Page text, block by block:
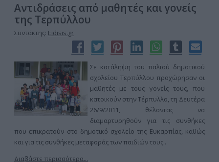
Αντιδράσεις από μαθητές και γονείς
της Τερπύλλου
Συντάκτης: Eidisis.gr
Σε κατάληψη του παλιού δημοτικού
σχολείου Τερπύλλου προχώρησαν οι
μαθητές με τους γονείς τους, που
κατοικούν στην Τέρπυλλο, τη Δευτέρα
26/9/2011, θέλοντας να
διαμαρτυρηθούν για τις συνθήκες
που επικρατούν στο δημοτικό σχολείο της Ευκαρπίας, καθώς
και για τις συνθήκες μεταφοράς των παιδιών τους .
Διαβάστε περισσότερα...